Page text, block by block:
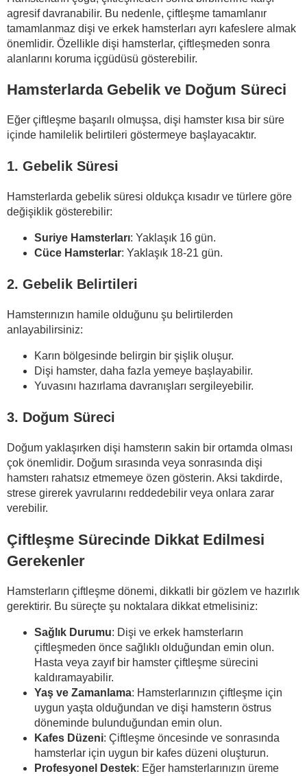
agresif davranabilir. Bu nedenle, çiftleşme tamamlanır
tamamlanmaz dişi ve erkek hamsterları ayrı kafeslere almak
önemlidir. Özellikle dişi hamsterlar, çiftleşmeden sonra
alanlarını koruma içgüdüsü gösterebilir.
Hamsterlarda Gebelik ve Doğum Süreci
Eğer çiftleşme başarılı olmuşsa, dişi hamster kısa bir süre
içinde hamilelik belirtileri göstermeye başlayacaktır.
1. Gebelik Süresi
Hamsterlarda gebelik süresi oldukça kısadır ve türlere göre
değişiklik gösterebilir:
Suriye Hamsterları: Yaklaşık 16 gün.
Cüce Hamsterlar: Yaklaşık 18-21 gün.
2. Gebelik Belirtileri
Hamsterınızın hamile olduğunu şu belirtilerden
anlayabilirsiniz:
Karın bölgesinde belirgin bir şişlik oluşur.
Dişi hamster, daha fazla yemeye başlayabilir.
Yuvasını hazırlama davranışları sergileyebilir.
3. Doğum Süreci
Doğum yaklaşırken dişi hamsterın sakin bir ortamda olması
çok önemlidir. Doğum sırasında veya sonrasında dişi
hamsterı rahatsız etmemeye özen gösterin. Aksi takdirde,
strese girerek yavrularını reddedebilir veya onlara zarar
verebilir.
Çiftleşme Sürecinde Dikkat Edilmesi
Gerekenler
Hamsterların çiftleşme dönemi, dikkatli bir gözlem ve hazırlık
gerektirir. Bu süreçte şu noktalara dikkat etmelisiniz:
Sağlık Durumu: Dişi ve erkek hamsterların
çiftleşmeden önce sağlıklı olduğundan emin olun.
Hasta veya zayıf bir hamster çiftleşme sürecini
kaldıramayabilir.
Yaş ve Zamanlama: Hamsterlarınızın çiftleşme için
uygun yaşta olduğundan ve dişi hamsterın östrus
döneminde bulunduğundan emin olun.
Kafes Düzeni: Çiftleşme öncesinde ve sonrasında
hamsterlar için uygun bir kafes düzeni oluşturun.
Profesyonel Destek: Eğer hamsterlarınızın üreme